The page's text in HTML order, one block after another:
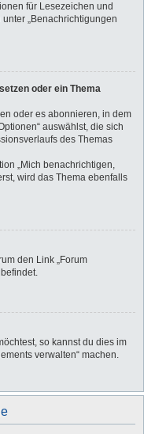
für Lesezeichen und
„Benachrichtigungen
oder ein Thema
oder es abonnieren, in dem
auswählst, die sich
des Themas
„Mich benachrichtigen,
wird das Thema ebenfalls
den Link „Forum
so kannst du dies im
verwalten“ machen.